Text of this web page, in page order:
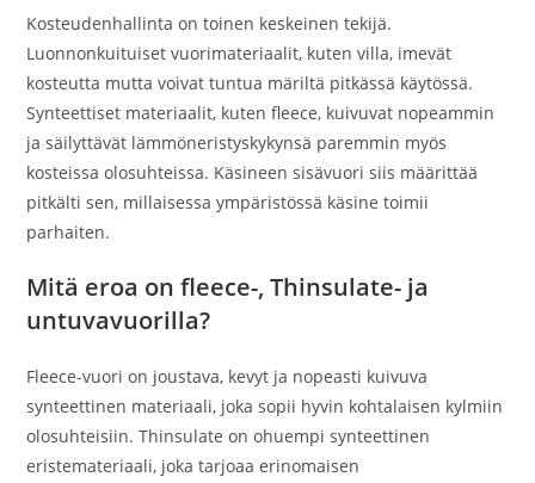
Kosteudenhallinta on toinen keskeinen tekijä.
Luonnonkuituiset vuorimateriaalit, kuten villa, imevät
kosteutta mutta voivat tuntua märiltä pitkässä käytössä.
Synteettiset materiaalit, kuten fleece, kuivuvat nopeammin
ja säilyttävät lämmöneristyskykynsä paremmin myös
kosteissa olosuhteissa. Käsineen sisävuori siis määrittää
pitkälti sen, millaisessa ympäristössä käsine toimii
parhaiten.
Mitä eroa on fleece-, Thinsulate- ja
untuvavuorilla?
Fleece-vuori on joustava, kevyt ja nopeasti kuivuva
synteettinen materiaali, joka sopii hyvin kohtalaisen kylmiin
olosuhteisiin. Thinsulate on ohuempi synteettinen
eristemateriaali, joka tarjoaa erinomaisen